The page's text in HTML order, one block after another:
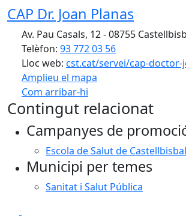
CAP Dr. Joan Planas
Av. Pau Casals, 12 - 08755
Telèfon: 93 772 03 56
Lloc web: cst.cat/servei/cap-doctor-
Amplieu el mapa
Com arribar-hi
+
−
Contingut relacionat
Campanyes de
Escola de Salut de Castellbisbal
Municipi per temes
Sanitat i Salut Pública